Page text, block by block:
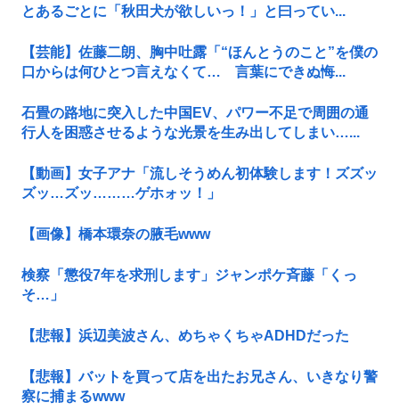
とあるごとに「秋田犬が欲しいっ！」と曰ってい...
【芸能】佐藤二朗、胸中吐露「“ほんとうのこと”を僕の
口からは何ひとつ言えなくて… 言葉にできぬ悔...
石畳の路地に突入した中国EV、パワー不足で周囲の通
行人を困惑させるような光景を生み出してしまい…...
【動画】女子アナ「流しそうめん初体験します！ズズッ
ズッ…ズッ………ゲホォッ！」
【画像】橋本環奈の腋毛www
検察「懲役7年を求刑します」ジャンポケ斉藤「くっ
そ…」
【悲報】浜辺美波さん、めちゃくちゃADHDだった
【悲報】バットを買って店を出たお兄さん、いきなり警
察に捕まるwww